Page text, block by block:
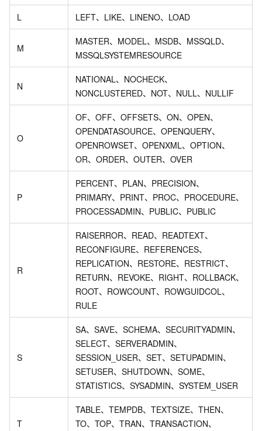
L LEFT、LIKE、LINENO、LOAD
M
MASTER、MODEL、MSDB、MSSQLD、
MSSQLSYSTEMRESOURCE
N
NATIONAL、NOCHECK、
NONCLUSTERED、NOT、NULL、NULLIF
O
OF、OFF、OFFSETS、ON、OPEN、
OPENDATASOURCE、OPENQUERY、
OPENROWSET、OPENXML、OPTION、
OR、ORDER、OUTER、OVER
P
PERCENT、PLAN、PRECISION、
PRIMARY、PRINT、PROC、PROCEDURE、
PROCESSADMIN、PUBLIC、PUBLIC
R
RAISERROR、READ、READTEXT、
RECONFIGURE、REFERENCES、
REPLICATION、RESTORE、RESTRICT、
RETURN、REVOKE、RIGHT、ROLLBACK、
ROOT、ROWCOUNT、ROWGUIDCOL、
RULE
S
SA、SAVE、SCHEMA、SECURITYADMIN、
SELECT、SERVERADMIN、
SESSION_USER、SET、SETUPADMIN、
SETUSER、SHUTDOWN、SOME、
STATISTICS、SYSADMIN、SYSTEM_USER
T
TABLE、TEMPDB、TEXTSIZE、THEN、
TO、TOP、TRAN、TRANSACTION、